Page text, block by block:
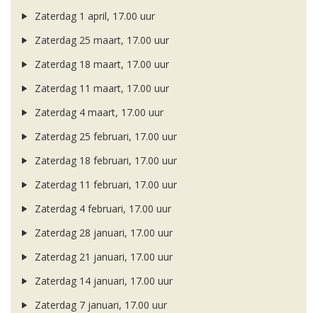
Zaterdag 1 april, 17.00 uur
Zaterdag 25 maart, 17.00 uur
Zaterdag 18 maart, 17.00 uur
Zaterdag 11 maart, 17.00 uur
Zaterdag 4 maart, 17.00 uur
Zaterdag 25 februari, 17.00 uur
Zaterdag 18 februari, 17.00 uur
Zaterdag 11 februari, 17.00 uur
Zaterdag 4 februari, 17.00 uur
Zaterdag 28 januari, 17.00 uur
Zaterdag 21 januari, 17.00 uur
Zaterdag 14 januari, 17.00 uur
Zaterdag 7 januari, 17.00 uur